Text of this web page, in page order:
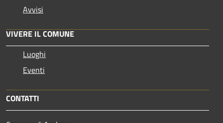
Avvisi
VIVERE IL COMUNE
Luoghi
Eventi
CONTATTI